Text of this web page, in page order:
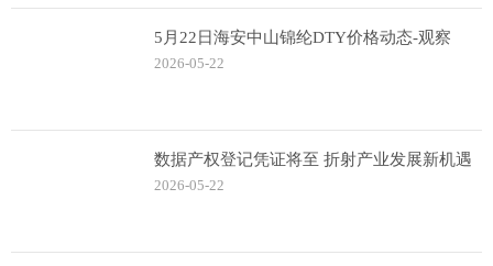
5月22日海安中山锦纶DTY价格动态-观察
2026-05-22
数据产权登记凭证将至 折射产业发展新机遇
2026-05-22